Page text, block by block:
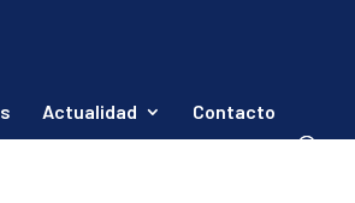
Actualidad Contacto